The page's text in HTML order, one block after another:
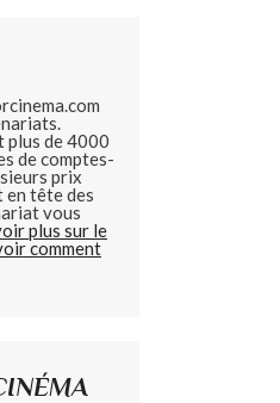
plus de 4000
de comptes-
prix
en tête des
vous
plus sur le
comment